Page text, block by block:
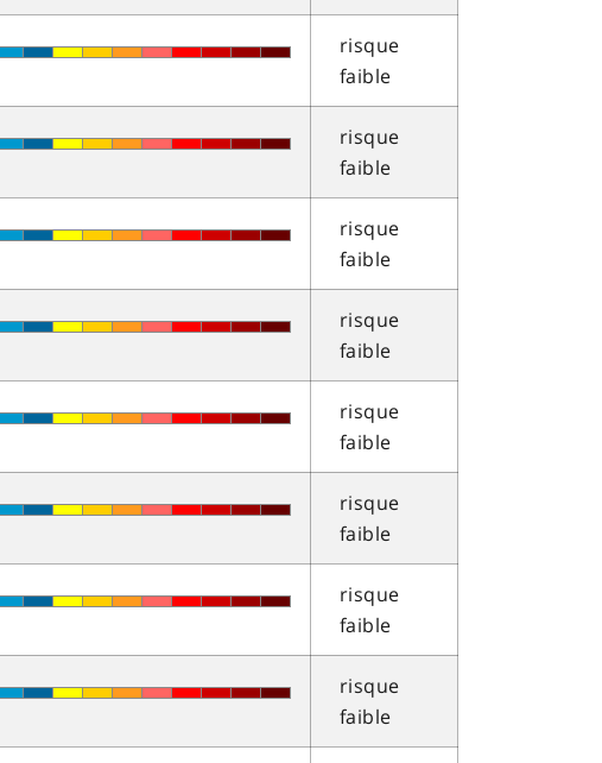
risque
faible
risque
faible
risque
faible
risque
faible
risque
faible
risque
faible
risque
faible
risque
faible